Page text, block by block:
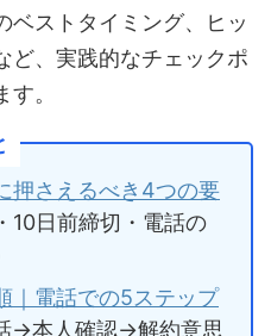
ベストタイミング、ヒッ
ど、実践的なチェックポ
。
押さえるべき4つの要
10日前締切・電話の
｜電話での5ステップ
→本人確認→解約意思